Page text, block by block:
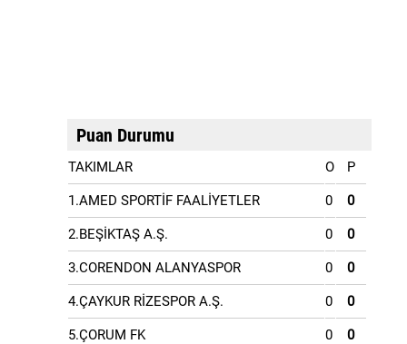
Puan Durumu
TAKIMLAR O P
1.AMED SPORTİF FAALİYETLER 0 0
2.BEŞİKTAŞ A.Ş. 0 0
3.CORENDON ALANYASPOR 0 0
4.ÇAYKUR RİZESPOR A.Ş. 0 0
5.ÇORUM FK 0 0